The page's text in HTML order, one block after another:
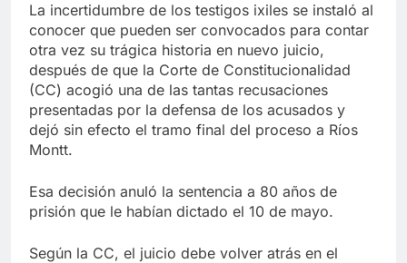
La incertidumbre de los testigos ixiles se instaló al
conocer que pueden ser convocados para contar
otra vez su trágica historia en nuevo juicio,
después de que la Corte de Constitucionalidad
(CC) acogió una de las tantas recusaciones
presentadas por la defensa de los acusados y
dejó sin efecto el tramo final del proceso a Ríos
Montt.
Esa decisión anuló la sentencia a 80 años de
prisión que le habían dictado el 10 de mayo.
Según la CC, el juicio debe volver atrás en el